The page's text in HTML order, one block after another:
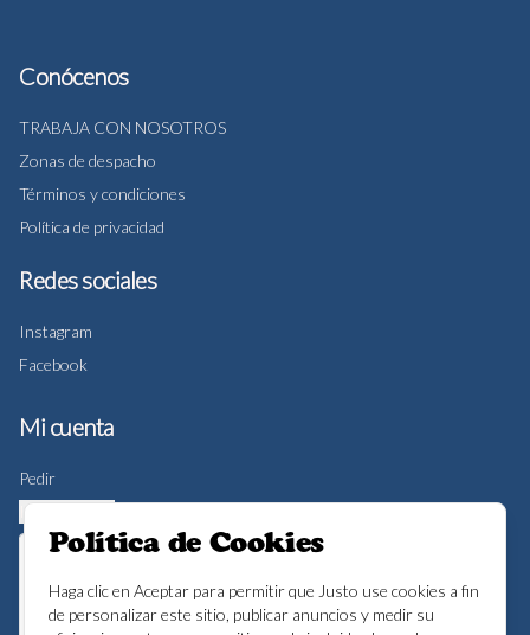
Conócenos
TRABAJA CON NOSOTROS
Zonas de despacho
Términos y condiciones
Política de privacidad
Redes sociales
Instagram
Facebook
Mi cuenta
Pedir
Iniciar sesión
Política de Cookies
Haga clic en Aceptar para permitir que Justo use cookies a fin
de personalizar este sitio, publicar anuncios y medir su